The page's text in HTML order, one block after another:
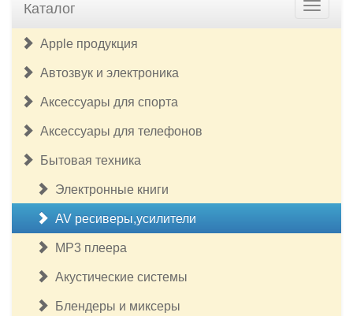
Каталог
Apple продукция
Автозвук и электроника
Аксессуары для спорта
Аксессуары для телефонов
Бытовая техника
Электронные книги
AV ресиверы,усилители
MP3 плеера
Акустические системы
Блендеры и миксеры